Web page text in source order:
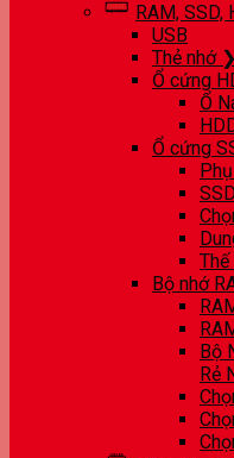
RAM, SSD,
USB
Thẻ nhớ ❯
Ổ cứng
Ổ
Ổ cứng
Bộ nhớ
Bộ
Rẻ